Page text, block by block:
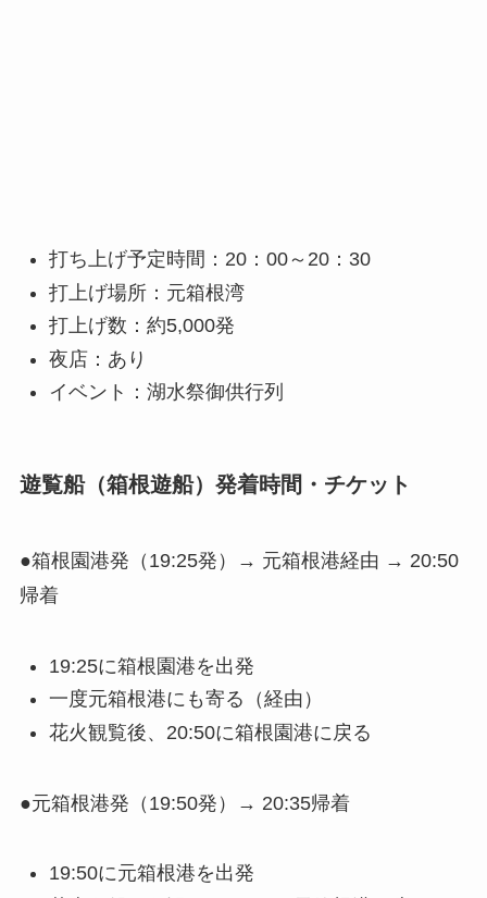
打ち上げ予定時間：20：00～20：30
打上げ場所：元箱根湾
打上げ数：約5,000発
夜店：あり
イベント：湖水祭御供行列
遊覧船（箱根遊船）発着時間・チケット
●箱根園港発（19:25発）→ 元箱根港経由 → 20:50
帰着
19:25に箱根園港を出発
一度元箱根港にも寄る（経由）
花火観覧後、20:50に箱根園港に戻る
●元箱根港発（19:50発）→ 20:35帰着
19:50に元箱根港を出発